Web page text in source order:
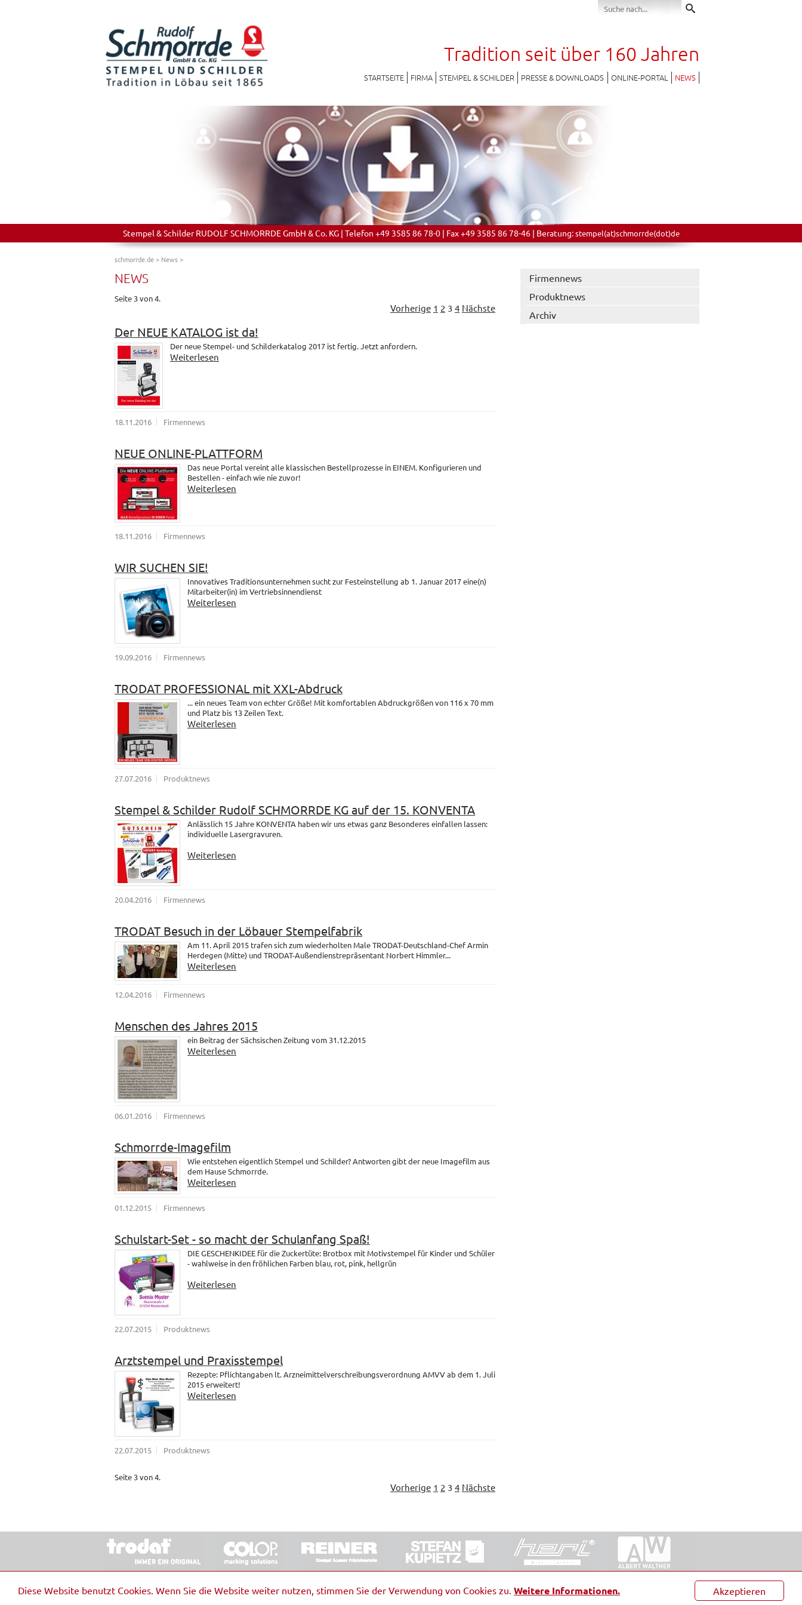
Akzeptieren
Diese Website benutzt Cookies. Wenn Sie die Website weiter nutzen, stimmen Sie der Verwendung von Cookies zu. Weitere Informationen.
Tradition seit über 160 Jahren
STARTSEITE FIRMA STEMPEL & SCHILDER PRESSE & DOWNLOADS ONLINE-PORTAL NEWS
Stempel & Schilder RUDOLF SCHMORRDE GmbH & Co. KG | Telefon +49 3585 86 78-0 | Fax +49 3585 86 78-46 | Beratung:stempel(at)schmorrde(dot)de
schmorrde.de> News>
NEWS
Seite 3 von 4.
Vorherige 1 2 3 4 Nächste
Der NEUE KATALOG ist da!
Der neue Stempel- und Schilderkatalog 2017 ist fertig. Jetzt anfordern.
Weiterlesen
18.11.2016 Firmennews
NEUE ONLINE-PLATTFORM
Das neue Portal vereint alle klassischen Bestellprozesse in EINEM. Konfigurieren und
Bestellen - einfach wie nie zuvor!
Weiterlesen
18.11.2016 Firmennews
WIR SUCHEN SIE!
Innovatives Traditionsunternehmen sucht zur Festeinstellung ab 1. Januar 2017 eine(n)
Mitarbeiter(in) im Vertriebsinnendienst
Weiterlesen
19.09.2016 Firmennews
TRODAT PROFESSIONAL mit XXL-Abdruck
... ein neues Team von echter Größe! Mit komfortablen Abdruckgrößen von 116 x 70 mm
und Platz bis 13 Zeilen Text.
Weiterlesen
27.07.2016 Produktnews
Stempel & Schilder Rudolf SCHMORRDE KG auf der 15. KONVENTA
Anlässlich 15 Jahre KONVENTA haben wir uns etwas ganz Besonderes einfallen lassen:
individuelle Lasergravuren.
Weiterlesen
20.04.2016 Firmennews
TRODAT Besuch in der Löbauer Stempelfabrik
Am 11. April 2015 trafen sich zum wiederholten Male TRODAT-Deutschland-Chef Armin
Herdegen (Mitte) und TRODAT-Außendienstrepräsentant Norbert Himmler...
Weiterlesen
12.04.2016 Firmennews
Menschen des Jahres 2015
ein Beitrag der Sächsischen Zeitung vom 31.12.2015
Weiterlesen
06.01.2016 Firmennews
Schmorrde-Imagefilm
Wie entstehen eigentlich Stempel und Schilder? Antworten gibt der neue Imagefilm aus
dem Hause Schmorrde.
Weiterlesen
01.12.2015 Firmennews
Schulstart-Set - so macht der Schulanfang Spaß!
DIE GESCHENKIDEE für die Zuckertüte: Brotbox mit Motivstempel für Kinder und Schüler
- wahlweise in den fröhlichen Farben blau, rot, pink, hellgrün
Weiterlesen
22.07.2015 Produktnews
Arztstempel und Praxisstempel
Rezepte: Pflichtangaben lt. Arzneimittelverschreibungsverordnung AMVV ab dem 1. Juli
2015 erweitert!
Weiterlesen
22.07.2015 Produktnews
Seite 3 von 4.
Vorherige 1 2 3 4 Nächste
Firmennews
Produktnews
Archiv
© 2026 Stempel & Schilder RUDOLF SCHMORRDE GmbH & Co. KG Impressum Barrierefreiheit Kontakt Datenschutz